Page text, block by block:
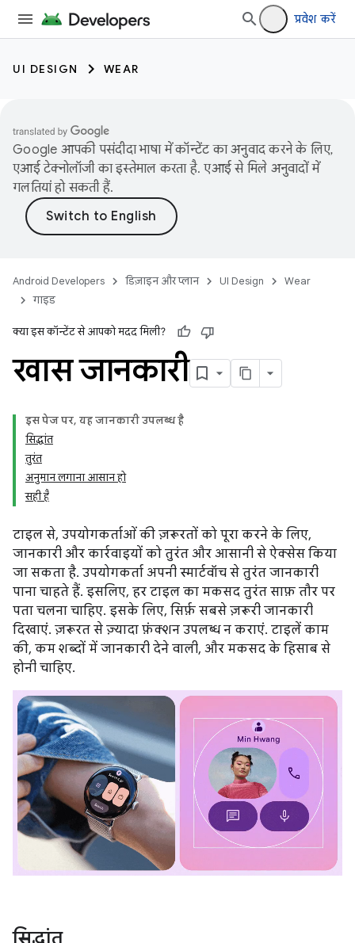
प्रवेश करें
UI DESIGN WEAR
Google आपकी पसंदीदा भाषा में कॉन्टेंट का अनुवाद करने के लिए,
एआई टेक्नोलॉजी का इस्तेमाल करता है. एआई से मिले अनुवादों में
गलतियां हो सकती हैं.
Android Developers डिज़ाइन और प्लान UI Design
Wear
गाइड
क्या इस कॉन्टेंट से आपको मदद मिली?
खास जानकारी
इस पेज पर, यह जानकारी उपलब्ध है
सिद्धांत
तुरंत
अनुमान लगाना आसान हो
सही है
टाइल से, उपयोगकर्ताओं की ज़रूरतों को पूरा करने के लिए,
जानकारी और कार्रवाइयों को तुरंत और आसानी से ऐक्सेस किया
जा सकता है. उपयोगकर्ता अपनी स्मार्टवॉच से तुरंत जानकारी
पाना चाहते हैं. इसलिए, हर टाइल का मकसद तुरंत साफ़ तौर पर
पता चलना चाहिए. इसके लिए, सिर्फ़ सबसे ज़रूरी जानकारी
दिखाएं. ज़रूरत से ज़्यादा फ़ंक्शन उपलब्ध न कराएं. टाइलें काम
की, कम शब्दों में जानकारी देने वाली, और मकसद के हिसाब से
होनी चाहिए.
सिद्धांत